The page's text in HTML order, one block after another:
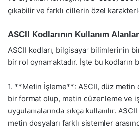
çıkabilir ve farklı dillerin özel
ASCII Kodlarının Kullanım
ASCII kodları, bilgisayar bilimlerinin
bir rol oynamaktadır. İşte bu kodların
1. **Metin İşleme**: ASCII, düz metin
bir format olup, metin düzenleme ve
uygulamalarında sıkça kullanılır.
metin dosyaları farklı sistemler